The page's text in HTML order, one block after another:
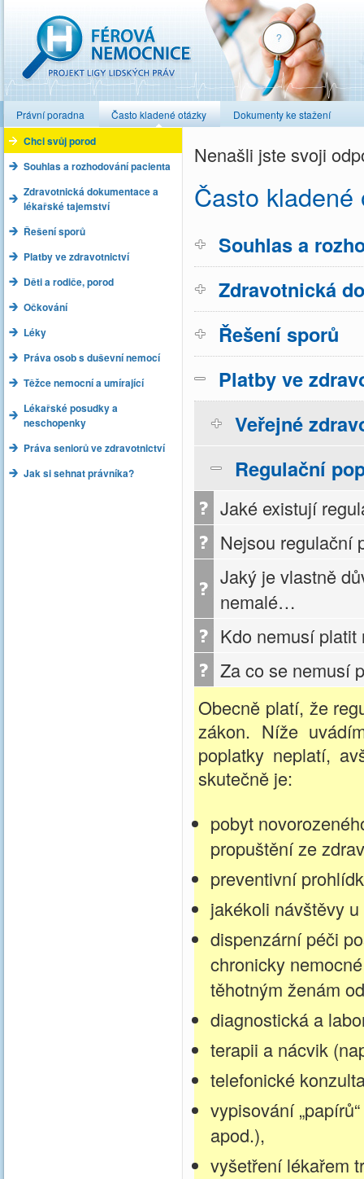
Právní poradna Často kladené otázky Dokumenty ke stažení
Chci svůj porod
Souhlas a rozhodování pacienta
Zdravotnická dokumentace a
lékařské tajemství
Řešení sporů
Platby ve zdravotnictví
Děti a rodiče, porod
Očkování
Léky
Práva osob s duševní nemocí
Těžce nemocní a umírající
Lékařské posudky a
neschopenky
Práva seniorů ve zdravotnictví
Jak si sehnat právníka?
Nenašli jste svoji
Často kladené
Souhlas a
Zdravotnická
Řešení sporů
Platby ve
Veřejné
Regulační
Jaké existují
Nejsou regulační
Jaký je vlastně
nemalé…
Kdo nemusí
Za co se nemusí
Obecně platí, že
zákon. Níže
poplatky neplatí,
skutečně je:
pobyt
propuštění ze
preventivní
jakékoli návštěvy
dispenzární péči
chronicky
těhotným ženám
diagnostická a
terapii a nácvik
telefonické
vypisování
apod.),
vyšetření lékařem